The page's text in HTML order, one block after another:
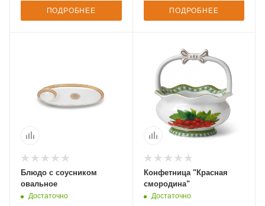
ПОДРОБНЕЕ ПОДРОБНЕЕ
Блюдо с соусником
овальное
Достаточно
Конфетница "Красная
смородина"
Достаточно